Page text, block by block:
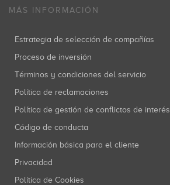
MÁS INFORMACIÓN
Estrategia de selección de compañías
Proceso de inversión
Términos y condiciones del servicio
Política de reclamaciones
Política de gestión de conflictos de interés
Código de conducta
Información básica para el cliente
Privacidad
Política de Cookies